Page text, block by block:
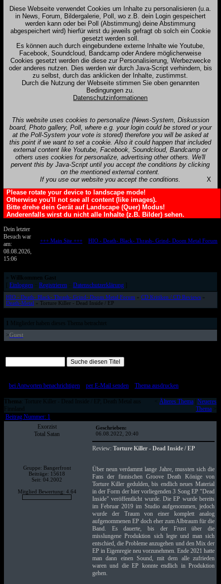
Diese Webseite verwendet Cookies um Inhalte zu personalisieren (u.a.
in News, Forum, Bildergalerie, Poll, wo z.B. dein Login gespeichert
werden kann oder bei Poll (Abstimmung) deine Abstimmung
abgespeichert wird) hierfür wirst du jeweils gefragt ob solch ein Cookie
gesetzt werden soll.
Es können auch durch eingebundene externe Inhalte wie Youtube,
Facebook, Soundcloud, Bandcamp oder Andere möglicherweise
Cookies gesetzt werden die diese zur Personalisierung, Werbezwecke
oder anderes nutzen. Dies werden wir durch Java-Script verhindern, bis
zu selbst, durch das anklicken der Inhalte, zustimmst.
Durch die Nutzung der Webseite stimmen Sie oben genannten
Bedingungen zu.
Datenschutzinformationen
This website uses cookies to personalize (News-System, Diskussion
board, Photo gallery, Poll, where e.g. your login could be stored or your
at the Poll-System your vote is stored) therefore you will be asked at
this point if we want to set a cookie. Also it could happen that included
external content like Youtube, Facebook, Soundcloud, Bandcamp or
others uses cookies for personalize, advertising other others. We'll
pervent this by Java-Script until you accept the conditions by clicking
on the mentioned external content.
If you use our website you accept the conditions.
X
Please rotate your device to landscape mode!
Otherwise you'll not see all content (like images).
Bitte drehe dein Gerät auf Landscape (Quer) Modus!
Anderenfalls wirst du nicht alle Inhalte (z.B. Bilder) sehen.
Dein letzter
Besuch war
am:
08.08.2026,
15:06
+++ Main Site +++:: HIO - Death- Black- Thrash- Grind- Doom Metal Forum
» Willkommen Gast
Einloggen:: Registrieren:: Datenschutzerklärung]
HIO - Death- Black- Thrash- Grind- Doom Metal Forum » CD Kritiken / CD Reviews»
Death-Metal » Torture Killer - Dead Inside / EP
Mitglieder haben dieses Thema betrachtet
>Guest
bei Antworten benachrichtigen:: per E-Mail senden:: Thema ausdrucken]
Thema : Torture Killer - Dead Inside / EP, Death Metal aus
Finnland
Älteres Thema| Neueres
Thema>
Beitrag Nummer: 1
Exorzist
Total Satan
Gruppe: Bangerfront
Beiträge: 15618
Seit: 04.2002
Mitglied Bewertung: 4.64
Geschrieben:
06.08.2022, 20:40
Review: Torture Killer - Dead Inside / EP
Über neun verdammt lange Jahre, mussten sich die
Fans der finnischen Groove Death Könige von
Torture Killer gedulden, bis endlich neues Material
in der Form der hier vorliegenden 3 Song EP "Dead
Inside" veröffentlicht wurde. Die EP wurde bereits
im Februar 2019 im Studio aufgenommen, jedoch
wurde der Traum von einer komplett analog
aufgenommenen EP doch eher zum Albtraum für die
Band. Es dauerte, bis der Frust über die
misslungene Produktion sich legte und man sich
entschied, die Probleme anzugehen und den Mix der
EP in Eigenregie neu vorzunehmen. Ende 2021 hatte
man dann einen Sound, mit dem alle zufrieden
waren und die EP konnte endlich in Produktion
gehen.